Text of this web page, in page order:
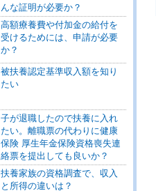
んな証明が必要か？
高額療養費や付加金の給付を
受けるためには、申請が必要
か？
被扶養認定基準収入額を知り
たい
子が退職したので扶養に入れ
たい。離職票の代わりに健康
保険 厚生年金保険資格喪失連
絡票を提出しても良いか？
扶養家族の資格調査で、収入
と所得の違いは？